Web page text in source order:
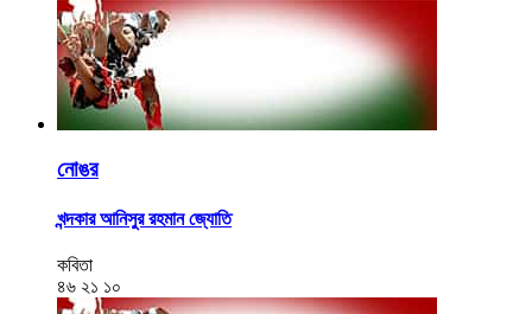
নোঙর
খন্দকার আনিসুর রহমান জ্যোতি
কবিতা
৪৬ ২১ ১০